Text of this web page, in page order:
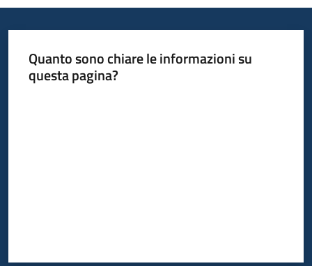
Quanto sono chiare le informazioni su
questa pagina?